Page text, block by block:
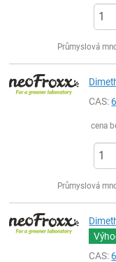
Průmyslová
CAS:
cena
Průmyslová
CAS: